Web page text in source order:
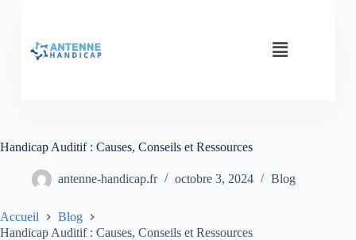
Handicap Auditif : Causes, Conseils et Ressources
antenne-handicap.fr octobre 3, 2024 Blog
Accueil
Blog
Handicap Auditif : Causes, Conseils et Ressources